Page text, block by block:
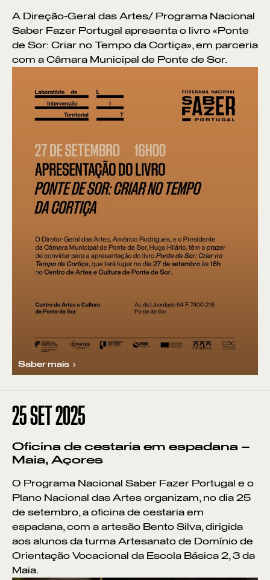
A Direção-Geral das Artes/ Programa Nacional
Saber Fazer Portugal apresenta o livro «Ponte
de Sor: Criar no Tempo da Cortiça», em parceria
com a Câmara Municipal de Ponte de Sor.
Saber mais
25SET 2025
Oficina de cestaria em espadana –
Maia, Açores
O Programa Nacional Saber Fazer Portugal e o
Plano Nacional das Artes organizam, no dia 25
de setembro, a oficina de cestaria em
espadana, com a artesão Bento Silva, dirigida
aos alunos da turma Artesanato de Domínio de
Orientação Vocacional da Escola Básica 2, 3 da
Maia.